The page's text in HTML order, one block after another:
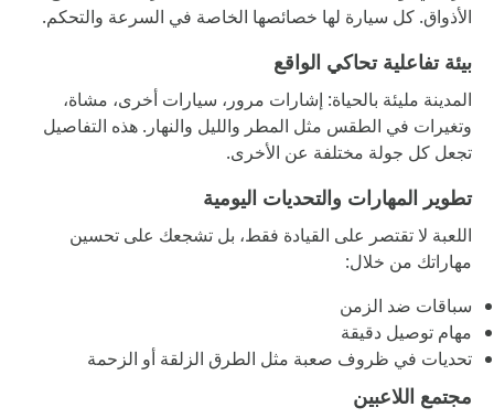
الأذواق. كل سيارة لها خصائصها الخاصة في السرعة والتحكم.
بيئة تفاعلية تحاكي الواقع
المدينة مليئة بالحياة: إشارات مرور، سيارات أخرى، مشاة،
وتغيرات في الطقس مثل المطر والليل والنهار. هذه التفاصيل
تجعل كل جولة مختلفة عن الأخرى.
تطوير المهارات والتحديات اليومية
اللعبة لا تقتصر على القيادة فقط، بل تشجعك على تحسين
مهاراتك من خلال:
سباقات ضد الزمن
مهام توصيل دقيقة
تحديات في ظروف صعبة مثل الطرق الزلقة أو الزحمة
مجتمع اللاعبين